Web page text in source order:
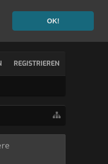
OK!
REGISTRIEREN